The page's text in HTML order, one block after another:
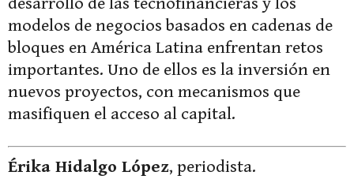
modelos de negocios basados en cadenas de
bloques en América Latina enfrentan retos
importantes. Uno de ellos es la inversión en
nuevos proyectos, con mecanismos que
masifiquen el acceso al capital.
Érika Hidalgo López, periodista.